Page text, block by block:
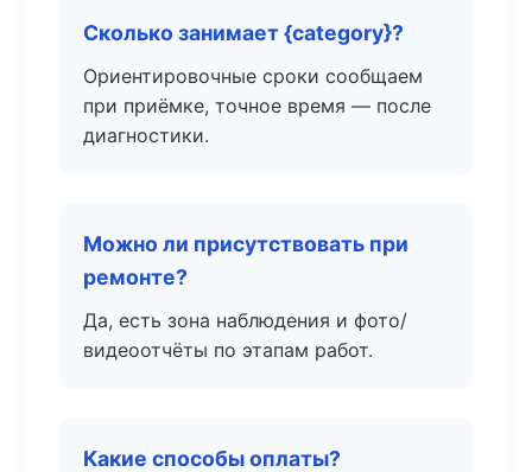
Сколько занимает {category}?
Ориентировочные сроки сообщаем
при приёмке, точное время — после
диагностики.
Можно ли присутствовать при
ремонте?
Да, есть зона наблюдения и фото/
видеоотчёты по этапам работ.
Какие способы оплаты?